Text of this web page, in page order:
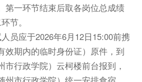
第一环节结束后取各岗位总成绩
节。
人员应于2026年6月12日15:00前携
效期内的临时身份证）原件，到
市行政学院）云柯楼前台报到，